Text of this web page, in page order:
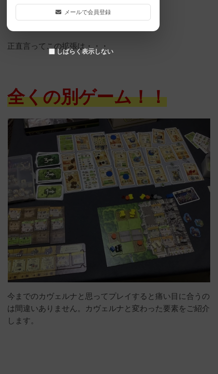
うになった。
正直言ってこの拡張は・・・
全くの別ゲーム！！
今までのカヴェルナと思ってプレイすると痛い目に合うの
は間違いありません。カヴェルナと変わった要素をご紹介
します。
メールで会員登録
しばらく表示しない